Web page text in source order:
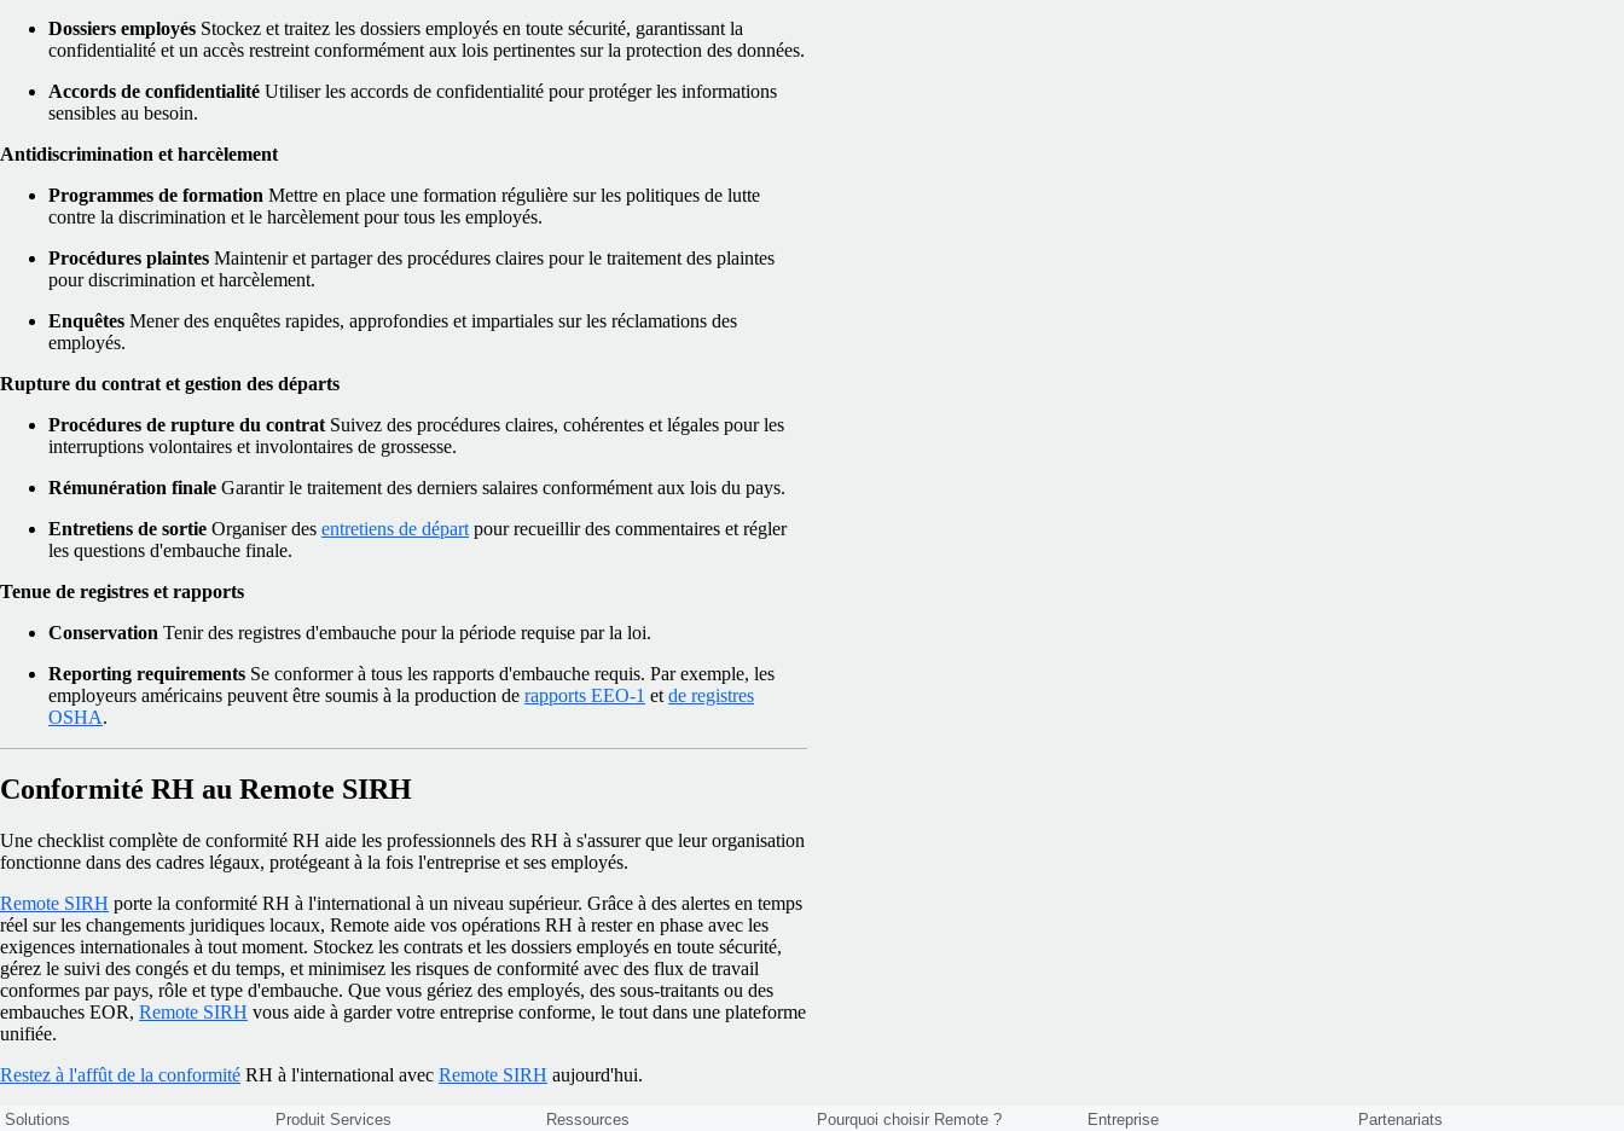
Dossiers employés Stockez et traitez les dossiers employés en toute sécurité, garantissant la
confidentialité et un accès restreint conformément aux lois pertinentes sur la protection des données.
Accords de confidentialité Utiliser les accords de confidentialité pour protéger les informations
sensibles au besoin.
Antidiscrimination et harcèlement
Programmes de formation Mettre en place une formation régulière sur les politiques de lutte
contre la discrimination et le harcèlement pour tous les employés.
Procédures plaintes Maintenir et partager des procédures claires pour le traitement des plaintes
pour discrimination et harcèlement.
Enquêtes Mener des enquêtes rapides, approfondies et impartiales sur les réclamations des
employés.
Rupture du contrat et gestion des départs
Procédures de rupture du contrat Suivez des procédures claires, cohérentes et légales pour les
interruptions volontaires et involontaires de grossesse.
Rémunération finale Garantir le traitement des derniers salaires conformément aux lois du pays.
Entretiens de sortie Organiser des entretiens de départpour recueillir des commentaires et régler
les questions d'embauche finale.
Tenue de registres et rapports
Conservation Tenir des registres d'embauche pour la période requise par la loi.
Reporting requirements Se conformer à tous les rapports d'embauche requis. Par exemple, les
employeurs américains peuvent être soumis à la production de rapports EEO-1 etde registres
OSHA.
Conformité RH au Remote SIRH
Une checklist complète de conformité RH aide les professionnels des RH à s'assurer que leur organisation
fonctionne dans des cadres légaux, protégeant à la fois l'entreprise et ses employés.
Remote SIRH porte la conformité RH à l'international à un niveau supérieur. Grâce à des alertes en temps
réel sur les changements juridiques locaux, Remote aide vos opérations RH à rester en phase avec les
exigences internationales à tout moment. Stockez les contrats et les dossiers employés en toute sécurité,
gérez le suivi des congés et du temps, et minimisez les risques de conformité avec des flux de travail
conformes par pays, rôle et type d'embauche. Que vous gériez des employés, des sous-traitants ou des
embauches EOR, Remote SIRH vous aide à garder votre entreprise conforme, le tout dans une plateforme
unifiée.
Restez à l'affût de la conformité RH à l'international avec Remote SIRH aujourd'hui.
Solutions Produit Services Ressources Pourquoi choisir Remote ? Entreprise Partenariats